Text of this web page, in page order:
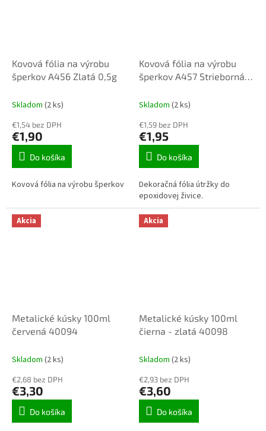
Kovová fólia na výrobu
šperkov A456 Zlatá 0,5g
Skladom (2 ks)
€1,54 bez DPH
€1,90
Do košíka
Kovová fólia na výrobu šperkov
Kovová fólia na výrobu
šperkov A457 Strieborná
Skladom (2 ks)
€1,59 bez DPH
€1,95
Do košíka
Dekoračná fólia útržky do
epoxidovej živice.
Akcia
Metalické kúsky 100ml
červená 40094
Skladom (2 ks)
€2,68 bez DPH
€3,30
Do košíka
Akcia
Metalické kúsky 100ml
čierna - zlatá 40098
Skladom (2 ks)
€2,93 bez DPH
€3,60
Do košíka